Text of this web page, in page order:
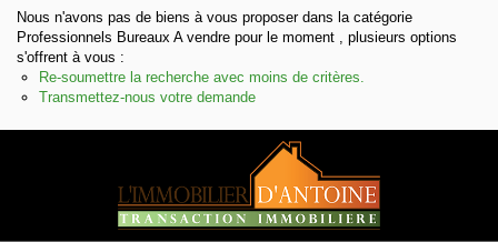
Notre agence
Partenaires
Contact
Nous n'avons pas de biens à vous proposer dans la catégorie
Professionnels Bureaux A vendre pour le moment , plusieurs options
s'offrent à vous :
Re-soumettre la recherche avec moins de critères.
Transmettez-nous votre demande